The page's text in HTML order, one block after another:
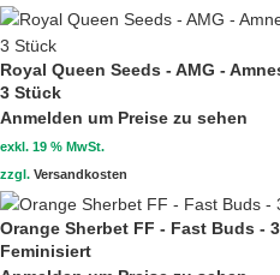
Royal Queen Seeds - AMG -
3 Stück
Anmelden um Preise zu sehen
exkl. 19 % MwSt.
zzgl. Versandkosten
Orange Sherbet FF - Fast Buds -
Feminisiert